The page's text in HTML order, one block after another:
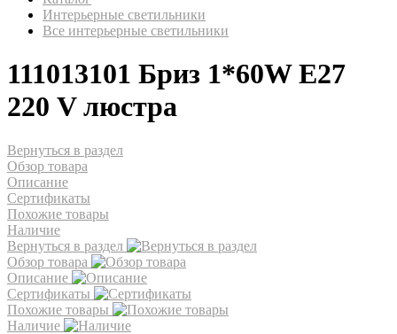
Интерьерные светильники
Все интерьерные светильники
111013101 Бриз 1*60W Е27
220 V люстра
Вернуться в раздел
Обзор товара
Описание
Сертификаты
Похожие товары
Наличие
Вернуться в раздел
Обзор товара
Описание
Сертификаты
Похожие товары
Наличие